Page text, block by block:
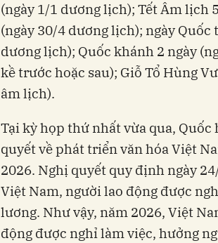
(ngày 1/1 dương lịch); Tết Âm lịch
(ngày 30/4 dương lịch); ngày Quốc
dương lịch); Quốc khánh 2 ngày
kề trước hoặc sau); Giỗ Tổ Hùng
âm lịch).
Tại kỳ họp thứ nhất vừa qua,
quyết về phát triển văn hóa Việt
2026. Nghị quyết quy định ngày
Việt Nam, người lao động được
lương. Như vậy, năm 2026, Việt
động được nghỉ làm việc, hưởng